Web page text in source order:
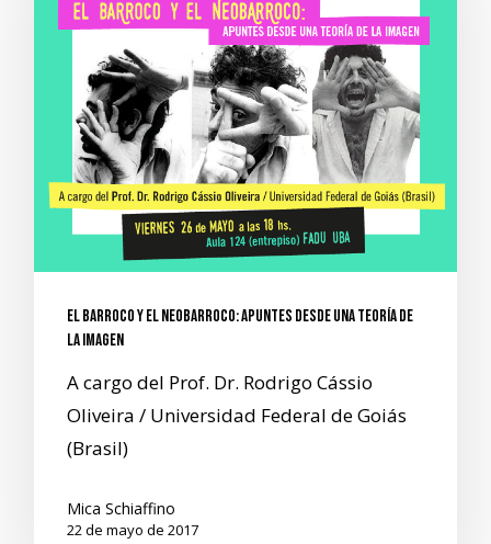
El barroco y el neobarroco: apuntes desde una teoría de
la imagen
A cargo del Prof. Dr. Rodrigo Cássio
Oliveira / Universidad Federal de Goiás
(Brasil)
Mica Schiaffino
22 de mayo de 2017